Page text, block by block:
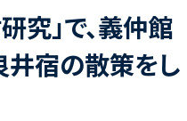
究」で、義仲館
井宿の散策をし